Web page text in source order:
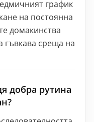
график
на постоянна
домакинства
гъвкава среща на
добра рутина